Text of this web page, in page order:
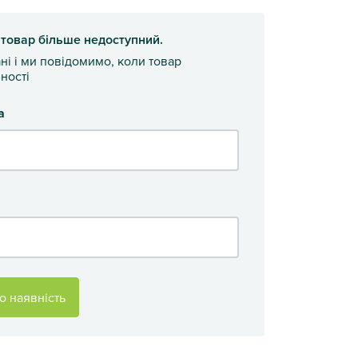
більше недоступний.
і ми повідомимо, коли товар
наявність